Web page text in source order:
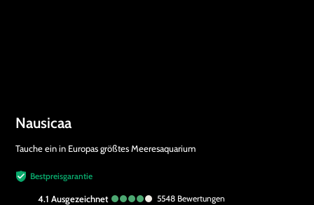
Nausicaa
Tauche ein in Europas größtes Meeresaquarium
Bestpreisgarantie
4.1 ausgezeichnet 5548 Bewertungen